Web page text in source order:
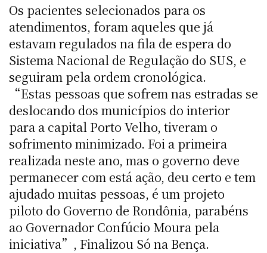
Os pacientes selecionados para os
atendimentos, foram aqueles que já
estavam regulados na fila de espera do
Sistema Nacional de Regulação do SUS, e
seguiram pela ordem cronológica.
“Estas pessoas que sofrem nas estradas se
deslocando dos municípios do interior
para a capital Porto Velho, tiveram o
sofrimento minimizado. Foi a primeira
realizada neste ano, mas o governo deve
permanecer com está ação, deu certo e tem
ajudado muitas pessoas, é um projeto
piloto do Governo de Rondônia, parabéns
ao Governador Confúcio Moura pela
iniciativa”, Finalizou Só na Bença.